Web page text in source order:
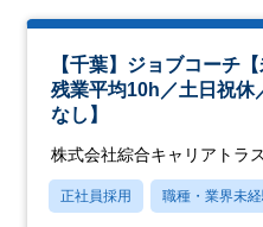
【千葉】ジョブコーチ
残業平均10h／土日祝休
なし】
株式会社綜合キャリアトラ
正社員採用 職種・業界未